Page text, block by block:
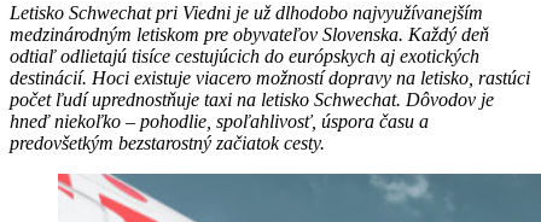
Letisko Schwechat pri Viedni je už dlhodobo najvyužívanejším
medzinárodným letiskom pre obyvateľov Slovenska. Každý deň
odtiaľ odlietajú tisíce cestujúcich do európskych aj exotických
destinácií. Hoci existuje viacero možností dopravy na letisko, rastúci
počet ľudí uprednostňuje taxi na letisko Schwechat. Dôvodov je
hneď niekoľko – pohodlie, spoľahlivosť, úspora času a
predovšetkým bezstarostný začiatok cesty.